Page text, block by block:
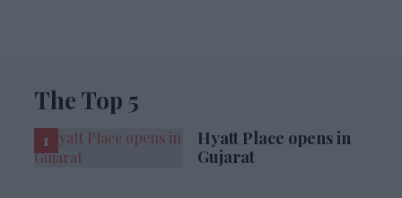
The Top 5
Hyatt Place opens in
Gujarat